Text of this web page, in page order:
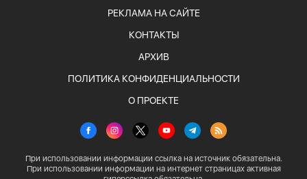
РЕКЛАМА НА САЙТЕ
КОНТАКТЫ
АРХИВ
ПОЛИТИКА КОНФИДЕНЦИАЛЬНОСТИ
О ПРОЕКТЕ
При использовании информации ссылка на источник обязательна.
При использовании информации на интернет страницах активная